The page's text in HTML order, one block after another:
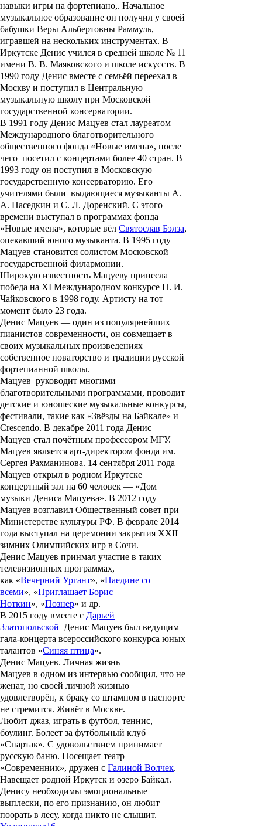
навыки игры на фортепиано,. Начальное
музыкальное образование он получил у своей
бабушки Веры Альбертовны Раммуль,
игравшей на нескольких инструментах. В
Иркутске Денис учился в средней школе № 11
имени В. В. Маяковского и школе искусств. В
1990 году Денис вместе с семьёй переехал в
Москву и поступил в Центральную
музыкальную школу при Московской
государственной консерватории.
В 1991 году Денис Мацуев стал лауреатом
Международного благотворительного
общественного фонда «Новые имена», после
чего посетил с концертами более 40 стран. В
1993 году он поступил в Московскую
государственную консерваторию. Его
учителями были выдающиеся музыканты А.
А. Наседкин и С. Л. Доренский. С этого
времени выступал в программах фонда
«Новые имена», которые вёл Святослав Бэлза,
опекавший юного музыканта. В 1995 году
Мацуев становится солистом Московской
государственной филармонии.
Широкую известность Мацуеву принесла
победа на XI Международном конкурсе П. И.
Чайковского в 1998 году. Артисту на тот
момент было 23 года.
Денис Мацуев — один из популярнейших
пианистов современности, он совмещает в
своих музыкальных произведениях
собственное новаторство и традиции русской
фортепианной школы.
Мацуев руководит многими
благотворительными программами, проводит
детские и юношеские музыкальные конкурсы,
фестивали, такие как «Звёзды на Байкале» и
Crescendo. В декабре 2011 года Денис
Мацуев стал почётным профессором МГУ.
Мацуев является арт-директором фонда им.
Сергея Рахманинова. 14 сентября 2011 года
Мацуев открыл в родном Иркутске
концертный зал на 60 человек — «Дом
музыки Дениса Мацуева». В 2012 году
Мацуев возглавил Общественный совет при
Министерстве культуры РФ. В феврале 2014
года выступал на церемонии закрытия XXII
зимних Олимпийских игр в Сочи.
Денис Мацуев принмал участие в таких
телевизионных программах,
как «Вечерний Ургант», «Наедине со
всеми», «Приглашает Борис
Ноткин», «Познер» и др.
В 2015 году вместе с Дарьей
Златопольской Денис Мацуев был ведущим
гала-концерта всероссийского конкурса юных
талантов «Синяя птица».
Денис Мацуев. Личная жизнь
Мацуев в одном из интервью сообщил, что не
женат, но своей личной жизнью
удовлетворён, к браку со штампом в паспорте
не стремится. Живёт в Москве.
Любит джаз, играть в футбол, теннис,
боулинг. Болеет за футбольный клуб
«Спартак». С удовольствием принимает
русскую баню. Посещает театр
«Современник», дружен с Галиной Волчек.
Навещает родной Иркутск и озеро Байкал.
Денису необходимы эмоциональные
выплески, по его признанию, он любит
поорать в лесу, когда никто не слышит.